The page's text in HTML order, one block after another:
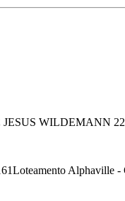
WILDEMANN
Loteamento Alphaville -